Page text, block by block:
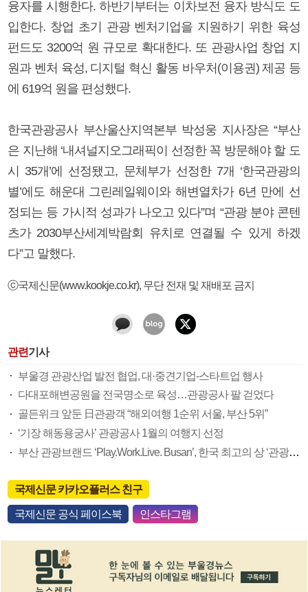
융자를 시행한다. 하반기부터는 이차보전 융자 방식도 도
입한다. 창업 초기 관광 벤처기업을 지원하기 위한 육성
펀드도 3200억 원 규모로 확대한다. 또 관광사업 창업 지
원과 벤처 육성, 디지털 혁신 활동 바우처(이용권) 제공 등
에 619억 원을 편성했다.
한국관광공사 부산울산지역본부 박성웅 지사장은 “부산
은 지난해 ‘내셔널지오그래픽이 선정한 꼭 방문해야 할 도
시 35개’에 선정됐고, 문체부가 선정한 7개 ‘한국관광의
별’에도 해운대 그린레일웨이와 해변열차가 6년 만에 선
정되는 등 가시적 성과가 나오고 있다”며 “관광 분야 콘텐
츠가 2030부산세계박람회 유치로 연결될 수 있게 하겠
다”고 말했다.
ⓒ국제신문(www.kookje.co.kr), 무단 전재 및 재배포 금지
관련기사
부울경 관광산업 발전 협업, 대·중견기업-스타트업 행사
다대포해변공원을 전국명소로 육성…관광공사 팔 걷었다
골든위크 앞둔 日관광객 “해외여행 1순위 서울, 부산 5위”
‘기장 해동용궁사’ 관광공사 1월의 여행지 선정
부산 관광브랜드 ‘Play.Work.Live. Busan’, 한국 최고의 상 ‘관광의 별’ 받았다(종합)
국제신문 카카오플러스 친구
국제신문 공식 페이스북 인스타그램